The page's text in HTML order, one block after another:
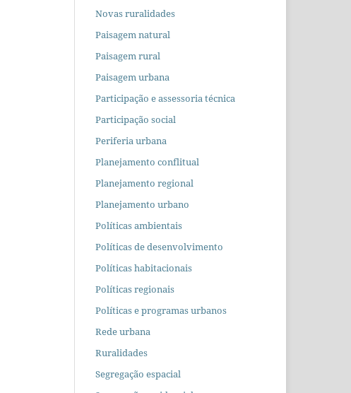
Novas ruralidades
Paisagem natural
Paisagem rural
Paisagem urbana
Participação e assessoria técnica
Participação social
Periferia urbana
Planejamento conflitual
Planejamento regional
Planejamento urbano
Políticas ambientais
Políticas de desenvolvimento
Políticas habitacionais
Políticas regionais
Políticas e programas urbanos
Rede urbana
Ruralidades
Segregação espacial